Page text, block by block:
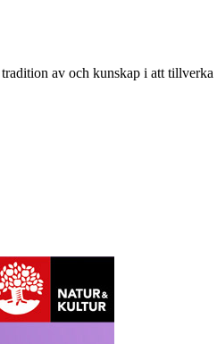
av och kunskap i att